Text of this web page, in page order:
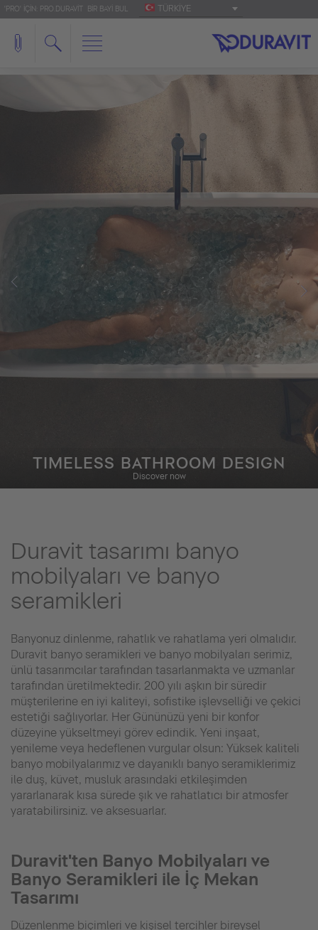
'PRO' IÇIN: PRO.DURAVIT BIR BAYI BUL TÜRKIYE
TIMELESS BATHROOM DESIGN
Discover now
Duravit tasarımı banyo
mobilyaları ve banyo
seramikleri
Banyonuz dinlenme, rahatlık ve rahatlama yeri olmalıdır.
Duravit banyo seramikleri ve banyo mobilyaları serimiz,
ünlü tasarımcılar tarafından tasarlanmakta ve uzmanlar
tarafından üretilmektedir. 200 yılı aşkın bir süredir
müşterilerine en iyi kaliteyi, sofistike işlevselliği ve çekici
estetiği sağlıyorlar. Her Gününüzü yeni bir konfor
düzeyine yükseltmeyi görev edindik. Yeni inşaat,
yenileme veya hedeflenen vurgular olsun: Yüksek kaliteli
banyo mobilyalarımız ve dayanıklı banyo seramiklerimiz
ile duş, küvet, musluk arasındaki etkileşimden
yararlanarak kısa sürede şık ve rahatlatıcı bir atmosfer
yaratabilirsiniz. ve aksesuarlar.
Duravit'ten Banyo Mobilyaları ve
Banyo Seramikleri ile İç Mekan
Tasarımı
Düzenlenme biçimleri ve kişisel tercihler bireysel